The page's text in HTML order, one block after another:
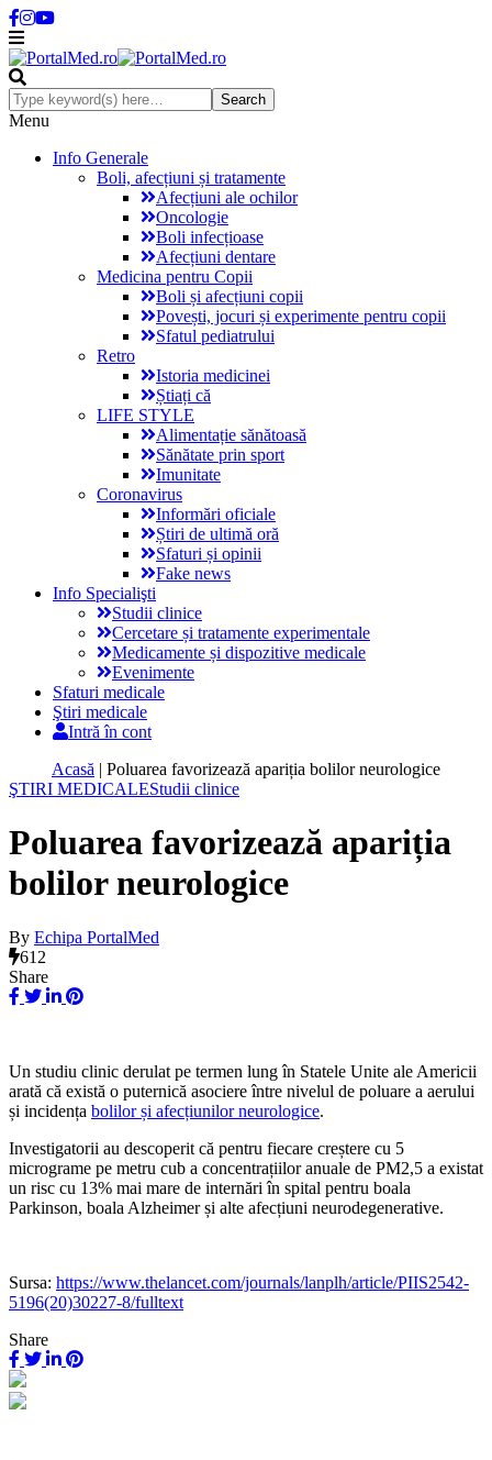
Menu
Info Generale
Boli, afecțiuni și tratamente
Afecțiuni ale ochilor
Oncologie
Boli infecțioase
Afecțiuni dentare
Medicina pentru Copii
Boli și afecțiuni copii
Povești, jocuri și experimente pentru copii
Sfatul pediatrului
Retro
Istoria medicinei
Știați că
LIFE STYLE
Alimentație sănătoasă
Sănătate prin sport
Imunitate
Coronavirus
Informări oficiale
Știri de ultimă oră
Sfaturi și opinii
Fake news
Info Specialişti
Studii clinice
Cercetare și tratamente experimentale
Medicamente și dispozitive medicale
Evenimente
Sfaturi medicale
Ştiri medicale
Intră în cont
Acasă | Poluarea favorizează apariția bolilor neurologice
ŞTIRI MEDICALEStudii clinice
Poluarea favorizează apariția
bolilor neurologice
By Echipa PortalMed
612
Share
Un studiu clinic derulat pe termen lung în Statele Unite ale Americii
arată că există o puternică asociere între nivelul de poluare a aerului
și incidența bolilor și afecțiunilor neurologice.
Investigatorii au descoperit că pentru fiecare creștere cu 5
micrograme pe metru cub a concentrațiilor anuale de PM2,5 a existat
un risc cu 13% mai mare de internări în spital pentru boala
Parkinson, boala Alzheimer și alte afecțiuni neurodegenerative.
Sursa: https://www.thelancet.com/journals/lanplh/article/PIIS2542-
5196(20)30227-8/fulltext
Share